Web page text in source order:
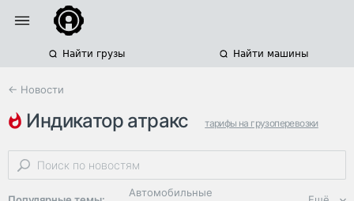
Найти грузы Найти машины
← Новости
индикатор атракс тарифы на грузоперевозки
автомобильные грузоперевозки индекс ati.su
Автомобильные